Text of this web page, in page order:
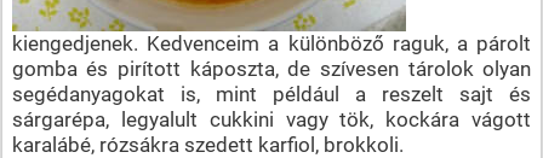
kiengedjenek. Kedvenceim a különböző raguk, a párolt
gomba és pirított káposzta, de szívesen tárolok olyan
segédanyagokat is, mint például a reszelt sajt és
sárgarépa, legyalult cukkini vagy tök, kockára vágott
karalábé, rózsákra szedett karfiol, brokkoli.